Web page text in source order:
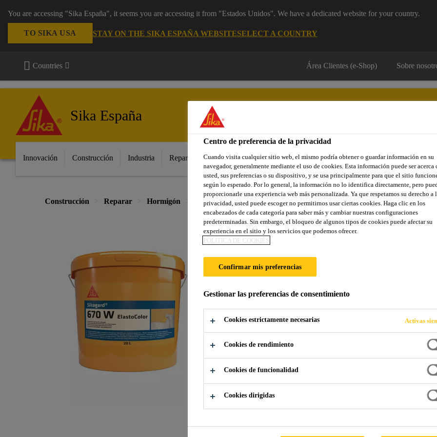
You are accessing "Sika España", it seems you are accessing it from "Estados Unidos". We have a dedicated website for your country.
TO SIKA USA STAY ON THE SIKA ESPAÑA WEBSITESELECT A COUNTRY
Countries Área Clientes (e-Shop) Sobre
Sika España
Innovación Construcción Industria Repara tu casa Localiza tu tienda Noticias Prescripción Sostenibilidad
Construcción Reparar Hormigón Protección del hormigón Sikagard®-670 W Elastocolor
Sikagard®-670
Revestimiento de protección para
carbonatación, la humedad o los cloruros
Sikagard®-670 W Elastocolor es una pintura de
a base de resinas acrílicas en dispersión acuosa, que
, por lo
Permeable al vapor de agua, por lo que permite
Excelente resistencia a la intemperie y al
LOCALIZA TU TIENDA
Centro de preferencia de la privacidad
Cuando visita cualquier sitio web, el mismo podría obtener o guardar información en su
navegador, generalmente mediante el uso de cookies. Esta información puede ser acerca
usted, sus preferencias o su dispositivo, y se usa principalmente para que el sitio
según lo esperado. Por lo general, la información no lo identifica directamente, pero
proporcionarle una experiencia web más personalizada. Ya que respetamos su derecho a
privacidad, usted puede escoger no permitirnos usar ciertas cookies. Haga clic en los
encabezados de cada categoría para saber más y cambiar nuestras configuraciones
predeterminadas. Sin embargo, el bloqueo de algunos tipos de cookies puede afectar su
experiencia en el sitio y los servicios que podemos ofrecer.
POLÍTICA DE COOKIES
Confirmar mis preferencias
Gestionar las preferencias de consentimiento
Cookies estrictamente necesarias Activas
Cookies de rendimiento
Cookies de funcionalidad
Cookies dirigidas